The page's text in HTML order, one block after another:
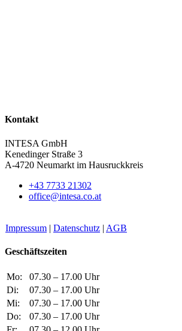
Kontakt
INTESA GmbH
Kenedinger Straße 3
A-4720 Neumarkt im Hausruckkreis
+43 7733 21302
office@​intesa.co.at
Impressum | Datenschutz | AGB
Geschäftszeiten
Mo:
07.30 – 17.00 Uhr
Di:
07.30 – 17.00 Uhr
Mi:
07.30 – 17.00 Uhr
Do:
07.30 – 17.00 Uhr